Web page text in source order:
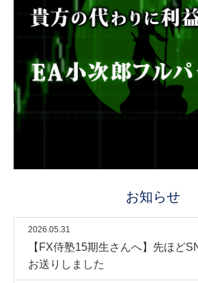
お知らせ
2026.05.31
【FX侍塾15期生さんへ】先ほど
お送りしました